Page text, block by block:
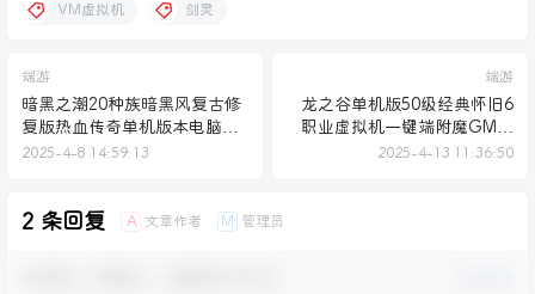
VM虚拟机 剑灵
端游
暗黑之潮20种族暗黑风复古修
复版热血传奇单机版本电脑一
键端
2025-4-8 14:59:13
端游
龙之谷单机版50级经典怀旧6
职业虚拟机一键端附魔GM命
令
2025-4-13 11:36:50
2 条回复 A 文章作者 M 管理员